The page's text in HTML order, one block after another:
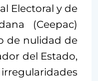
Electoral y de
(Ceepac)
de nulidad de
del Estado,